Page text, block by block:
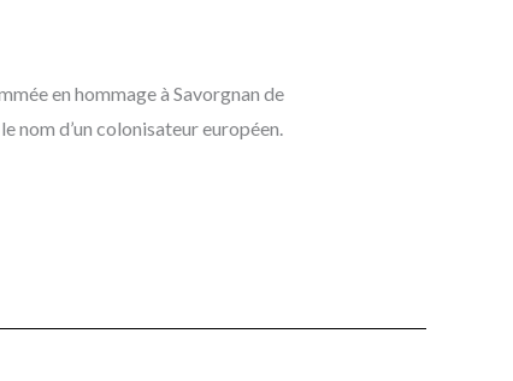
en hommage à Savorgnan de
nom d’un colonisateur européen.